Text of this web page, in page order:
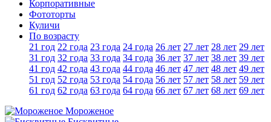
Корпоративные
Фототорты
Куличи
По возрасту
21 год 22 года 23 года 24 года 26 лет 27 лет 28 лет 29 лет
31 год 32 года 33 года 34 года 36 лет 37 лет 38 лет 39 лет
41 год 42 года 43 года 44 года 46 лет 47 лет 48 лет 49 лет
51 год 52 года 53 года 54 года 56 лет 57 лет 58 лет 59 лет
61 год 62 года 63 года 64 года 66 лет 67 лет 68 лет 69 лет
Мороженое